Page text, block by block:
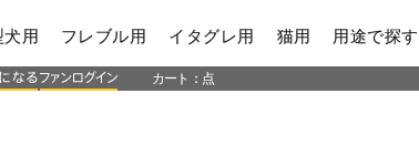
犬用 フレブル用 イタグレ用 猫用 用途で探す
カート： 点